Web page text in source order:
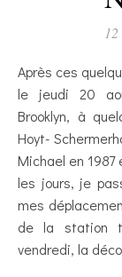
Après ces quelques jours à Washington, j’arrive à New York
le jeudi 20
Brooklyn, à
Hoyt-
Michael en
les jours, je
mes
de la station
vendredi, la